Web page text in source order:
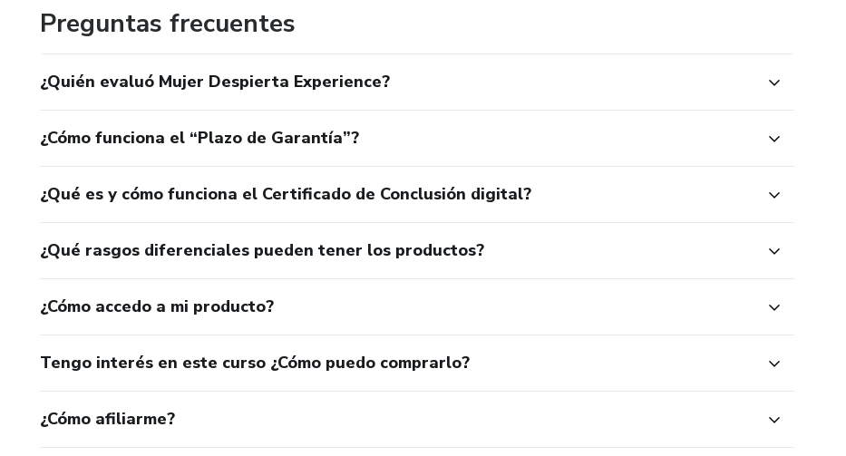
Preguntas frecuentes
¿Quién evaluó Mujer Despierta Experience?
¿Cómo funciona el “Plazo de Garantía”?
¿Qué es y cómo funciona el Certificado de Conclusión digital?
¿Qué rasgos diferenciales pueden tener los productos?
¿Cómo accedo a mi producto?
Tengo interés en este curso ¿Cómo puedo comprarlo?
¿Cómo afiliarme?